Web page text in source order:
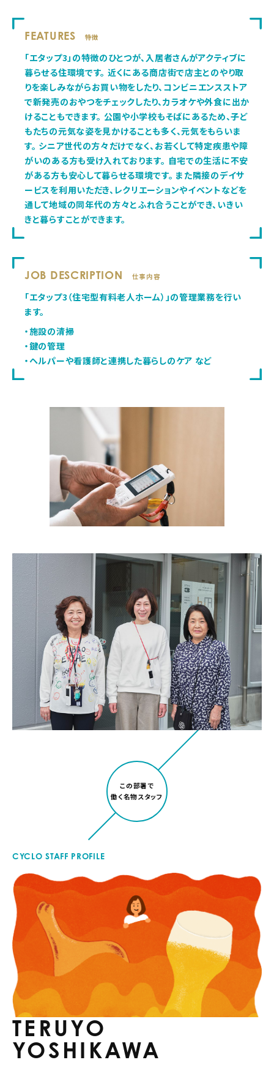
FEATURES 特徴
「エタップ3」の特徴のひとつが、入居者さんがアクティブに
暮らせる住環境です。 近くにある商店街で店主とのやり取
りを楽しみながらお買い物をしたり、コンビニエンスストア
で新発売のおやつをチェックしたり、カラオケや外食に出か
けることもできます。 公園や小学校もそばにあるため、子ど
もたちの元気な姿を見かけることも多く、元気をもらいま
す。 シニア世代の方々だけでなく、お若くして特定疾患や障
がいのある方も受け入れております。 自宅での生活に不安
がある方も安心して暮らせる環境です。 また隣接のデイサ
ービスを利用いただき、レクリエーションやイベントなどを
通して地域の同年代の方々とふれ合うことができ、いきい
きと暮らすことができます。
JOB DESCRIPTION 仕事内容
「エタップ3（住宅型有料老人ホーム）」の管理業務を行い
ます。
・施設の清掃
・鍵の管理
・ヘルパーや看護師と連携した暮らしのケア など
この部署で
働く名物スタッフ
CYCLO STAFF PROFILE
TERUYO
YOSHIKAWA